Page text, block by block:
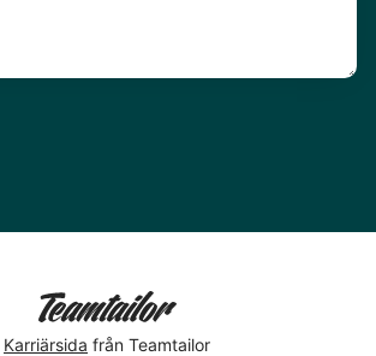
Karriärsida från Teamtailor